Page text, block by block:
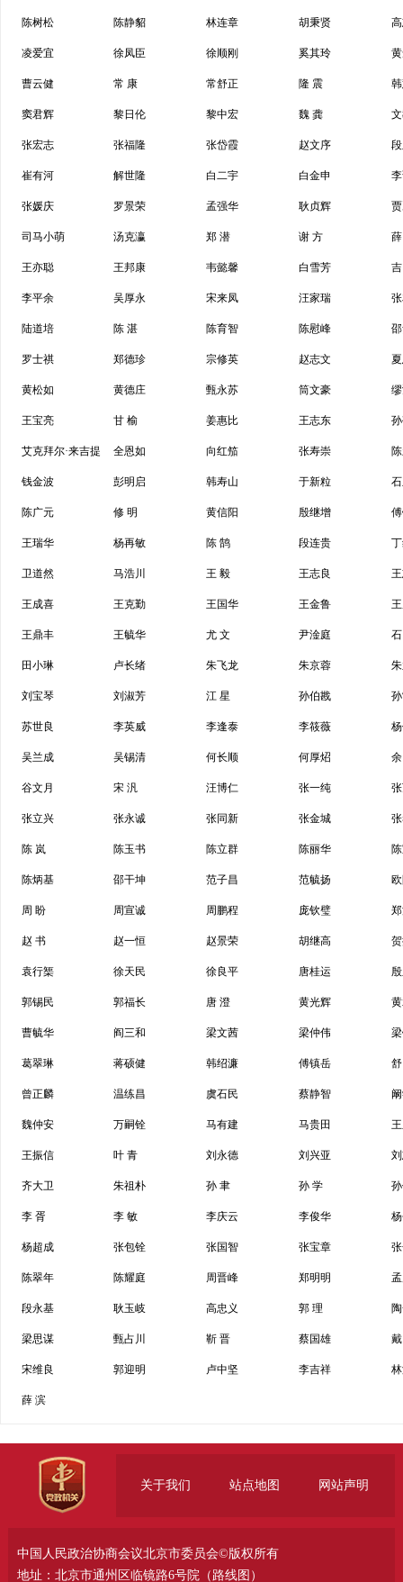
陈树松 陈静貂 林连章 胡秉贤
凌爱宜 徐凤臣 徐顺刚 奚其玲
曹云健 常 康 常舒正 隆 震
窦君辉 黎日伦 黎中宏 魏 龚
张宏志 张福隆 张岱霞 赵文序
崔有河 解世隆 白二宇 白金申
张媛庆 罗景荣 孟强华 耿贞辉
司马小萌 汤克瀛 郑 潜 谢 方
王亦聪 王邦康 韦懿馨 白雪芳
李平余 吴厚永 宋来凤 汪家瑞
陆道培 陈 湛 陈育智 陈慰峰
罗士祺 郑德珍 宗修英 赵志文
黄松如 黄德庄 甄永苏 筒文豪
王宝亮 甘 榆 姜惠比 王志东
艾克拜尔·来吉提 全恩如 向红笳 张寿崇
钱金波 彭明启 韩寿山 于新粒
陈广元 修 明 黄信阳 殷继增
王瑞华 杨再敏 陈 鹄 段连贵
卫道然 马浩川 王 毅 王志良
王成喜 王克勤 王国华 王金鲁
王鼎丰 王毓华 尤 文 尹淦庭
田小琳 卢长绪 朱飞龙 朱京蓉
刘宝琴 刘淑芳 江 星 孙伯戡
苏世良 李英威 李逢泰 李筱薇
吴兰成 吴锡清 何长顺 何厚炤
谷文月 宋 汎 汪博仁 张一纯
张立兴 张永诚 张同新 张金城
陈 岚 陈玉书 陈立群 陈丽华
陈炳基 邵干坤 范子昌 范毓扬
周 盼 周宣诚 周鹏程 庞钦璧
赵 书 赵一恒 赵景荣 胡继高
袁行榘 徐天民 徐良平 唐桂运
郭锡民 郭福长 唐 澄 黄光辉
曹毓华 阎三和 梁文茜 梁仲伟
葛翠琳 蒋硕健 韩绍濂 傅镇岳
曾正麟 温练昌 虞石民 蔡静智
魏仲安 万嗣铨 马有建 马贵田
王振信 叶 青 刘永德 刘兴亚
齐大卫 朱祖朴 孙 聿 孙 学
李 胥 李 敏 李庆云 李俊华
杨超成 张包铨 张国智 张宝章
陈翠年 陈耀庭 周晋峰 郑明明
段永基 耿玉岐 高忠义 郭 理
梁思谋 甄占川 靳 晋 蔡国雄
宋维良 郭迎明 卢中坚 李吉祥
薛 滨
关于我们 站点地图 网站声明
中国人民政治协商会议北京市委员会©版权所有
地址：北京市通州区临镜路6号院（ 路线图 ）